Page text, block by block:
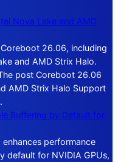
Nova Lake and AMD
26.06, including
and AMD Strix Halo.
post Coreboot 26.06
AMD Strix Halo Support
Buffering by Default for
enhances performance
default for NVIDIA GPUs,